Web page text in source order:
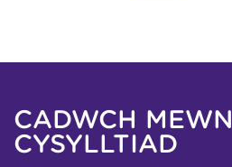
CADWCH MEWN
CYSYLLTIAD